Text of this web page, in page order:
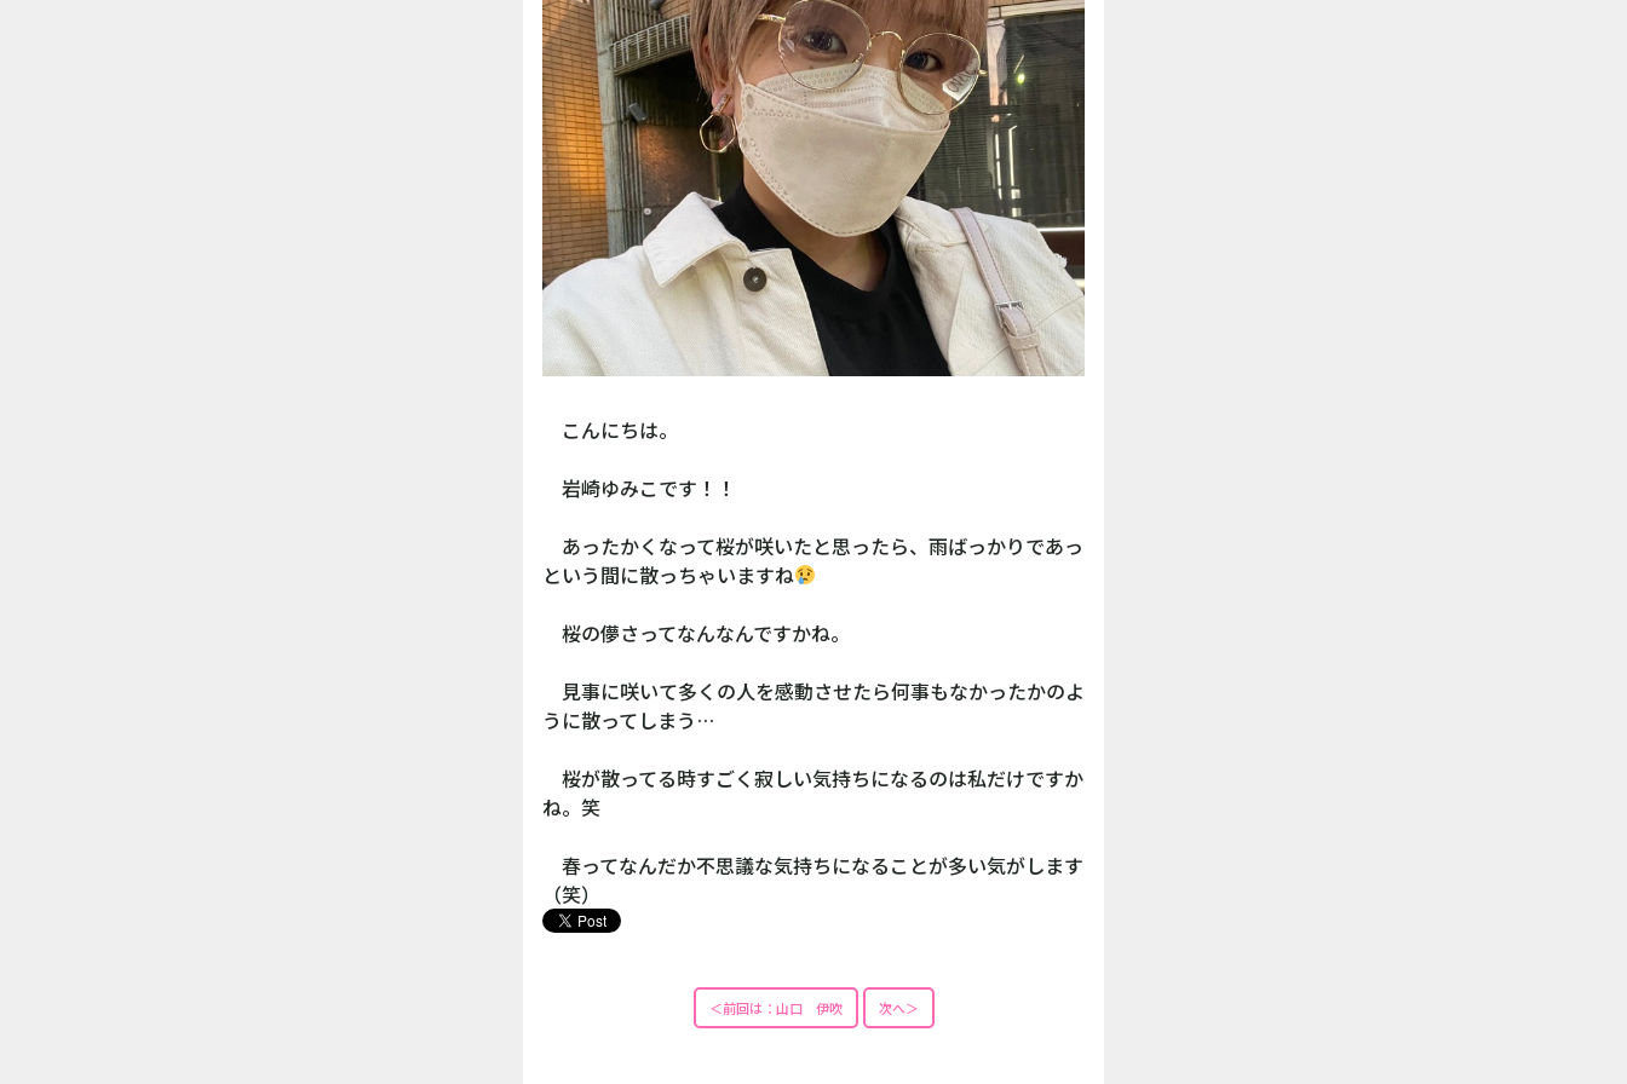
こんにちは。
岩崎ゆみこです！！
あったかくなって桜が咲いたと思ったら、雨ばっかりであっ
という間に散っちゃいますね
桜の儚さってなんなんですかね。
見事に咲いて多くの人を感動させたら何事もなかったかのよ
うに散ってしまう…
桜が散ってる時すごく寂しい気持ちになるのは私だけですか
ね。笑
春ってなんだか不思議な気持ちになることが多い気がします
（笑）
＜前回は：山口 伊吹 次へ＞